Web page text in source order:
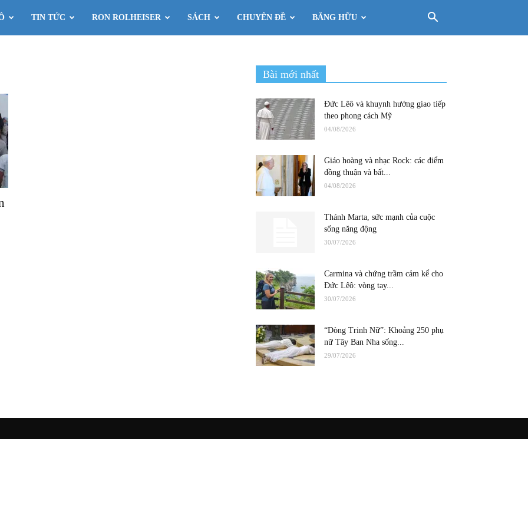
TIN TỨC RON ROLHEISER SÁCH CHUYÊN ĐỀ BẰNG HỮU
Bài mới nhất
Đức Lêô và khuynh hướng giao tiếp
theo phong cách Mỹ
04/08/2026
Giáo hoàng và nhạc Rock: các điểm
đồng thuận và bất...
04/08/2026
Thánh Marta, sức mạnh của cuộc
sống năng động
30/07/2026
Carmina và chứng trầm cảm kể cho
Đức Lêô: vòng tay...
30/07/2026
“Dòng Trinh Nữ”: Khoảng 250 phụ
nữ Tây Ban Nha sống...
29/07/2026